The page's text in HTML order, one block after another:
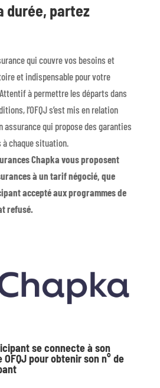
durée, partez
qui couvre vos besoins et
et indispensable pour votre
à permettre les départs dans
l’OFQJ s’est mis en relation
assurance qui propose des garanties
chaque situation.
Chapka vous proposent
à un tarif négocié, que
accepté aux programmes de
refusé.
se connecte à son
pour obtenir son n° de